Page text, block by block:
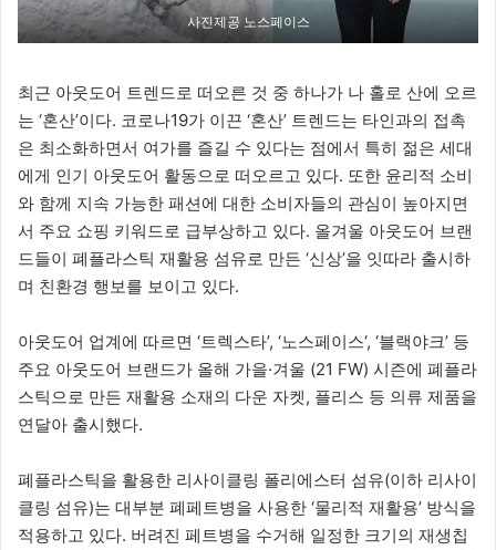
사진제공 노스페이스
최근 아웃도어 트렌드로 떠오른 것 중 하나가 나 홀로 산에 오르
는 ‘혼산’이다. 코로나19가 이끈 ‘혼산’ 트렌드는 타인과의 접촉
은 최소화하면서 여가를 즐길 수 있다는 점에서 특히 젊은 세대
에게 인기 아웃도어 활동으로 떠오르고 있다. 또한 윤리적 소비
와 함께 지속 가능한 패션에 대한 소비자들의 관심이 높아지면
서 주요 쇼핑 키워드로 급부상하고 있다. 올겨울 아웃도어 브랜
드들이 폐플라스틱 재활용 섬유로 만든 ‘신상’을 잇따라 출시하
며 친환경 행보를 보이고 있다.
아웃도어 업계에 따르면 ​‘트렉스타’, ‘노스페이스‘, ‘블랙야크’ 등
주요 아웃도어 브랜드가 올해 가을·겨울 (21 FW) 시즌에 폐플라
스틱으로 만든 재활용 소재의 다운 자켓, 플리스 등 의류 제품을
연달아 출시했다.
폐플라스틱을 활용한 리사이클링 폴리에스터 섬유(이하 리사이
클링 섬유)는 대부분 폐페트병을 사용한 ‘물리적 재활용’ 방식을
적용하고 있다. 버려진 페트병을 수거해 일정한 크기의 재생칩